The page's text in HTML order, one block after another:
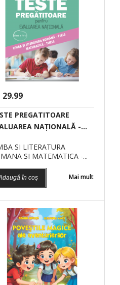
Clasa
- povestiri
PREGATITOARE
NAŢIONALĂ -...
SI LITERATURA
SI MATEMATICA -...
în coș Mai mult
si
IV-a...
Lumea lui
un laptop si
MAGICE